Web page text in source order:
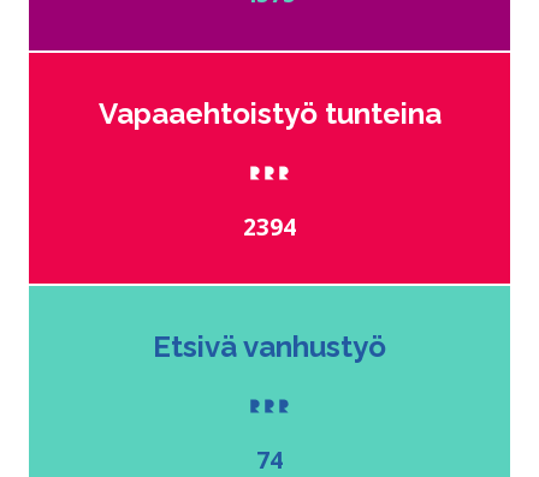
Vapaaehtoistyö tunteina
2394
Etsivä vanhustyö
74